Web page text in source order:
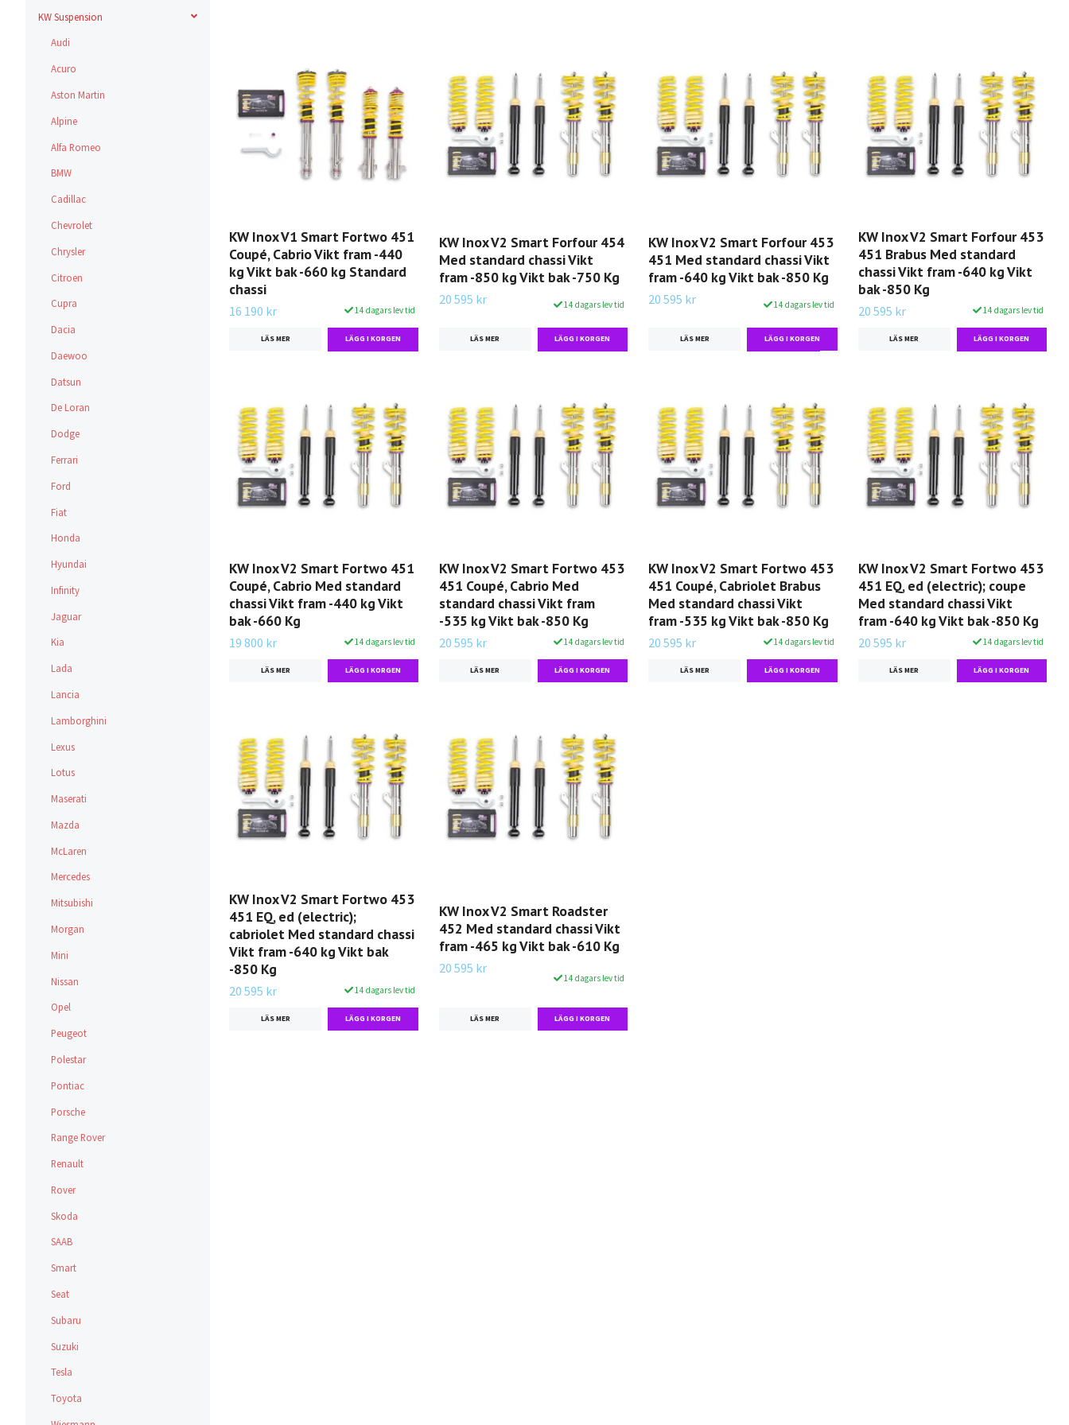
KW Suspension
Audi
Acuro
Aston Martin
Alpine
Alfa Romeo
BMW
Cadillac
Chevrolet
Chrysler
Citroen
Cupra
Dacia
Daewoo
Datsun
De Loran
Dodge
Ferrari
Ford
Fiat
Honda
Hyundai
Infinity
Jaguar
Kia
Lada
Lancia
Lamborghini
Lexus
Lotus
Maserati
Mazda
McLaren
Mercedes
Mitsubishi
Morgan
Mini
Nissan
Opel
Peugeot
Polestar
Pontiac
Porsche
Range Rover
Renault
Rover
Skoda
SAAB
Smart
Seat
Subaru
Suzuki
Tesla
Toyota
KW Inox V1 Smart Fortwo 451
Coupé, Cabrio Vikt fram -440
kg Vikt bak -660 kg Standard
chassi
16 190 kr 14 dagars lev tid
LÄS MER
KW Inox V2 Smart Forfour 454
Med standard chassi Vikt
fram -850 kg Vikt bak -750 Kg
20 595 kr 14 dagars lev tid
LÄS MER
KW Inox V2 Smart Forfour 453
451 Med standard chassi Vikt
fram -640 kg Vikt bak -850 Kg
20 595 kr 14 dagars lev tid
LÄS MER
KW Inox V2 Smart Forfour 453
451 Brabus Med standard
chassi Vikt fram -640 kg Vikt
bak -850 Kg
20 595 kr 14 dagars lev tid
LÄS MER
KW Inox V2 Smart Fortwo 451
Coupé, Cabrio Med standard
chassi Vikt fram -440 kg Vikt
bak -660 Kg
19 800 kr 14 dagars lev tid
LÄS MER
KW Inox V2 Smart Fortwo 453
451 Coupé, Cabrio Med
standard chassi Vikt fram
-535 kg Vikt bak -850 Kg
20 595 kr 14 dagars lev tid
LÄS MER
KW Inox V2 Smart Fortwo 453
451 Coupé, Cabriolet Brabus
Med standard chassi Vikt
fram -535 kg Vikt bak -850 Kg
20 595 kr 14 dagars lev tid
LÄS MER
KW Inox V2 Smart Fortwo 453
451 EQ, ed (electric); coupe
Med standard chassi Vikt
fram -640 kg Vikt bak -850 Kg
20 595 kr 14 dagars lev tid
LÄS MER
KW Inox V2 Smart Fortwo 453
451 EQ, ed (electric);
cabriolet Med standard chassi
Vikt fram -640 kg Vikt bak
-850 Kg
20 595 kr 14 dagars lev tid
LÄS MER
KW Inox V2 Smart Roadster
452 Med standard chassi Vikt
fram -465 kg Vikt bak -610 Kg
20 595 kr
14 dagars lev tid
LÄS MER